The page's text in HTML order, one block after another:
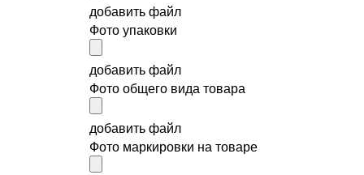
добавить файл
Фото упаковки
добавить файл
Фото общего вида товара
добавить файл
Фото маркировки на товаре